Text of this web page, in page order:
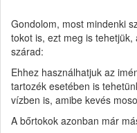
Gondolom, most mindenki
tokot is, ezt meg is
szárad:
Ehhez használhatjuk az
tartozék esetében is
vízben is, amibe kevés
A bőrtokok azonban már